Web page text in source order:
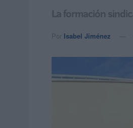
La formación
Por Isabel Jiménez